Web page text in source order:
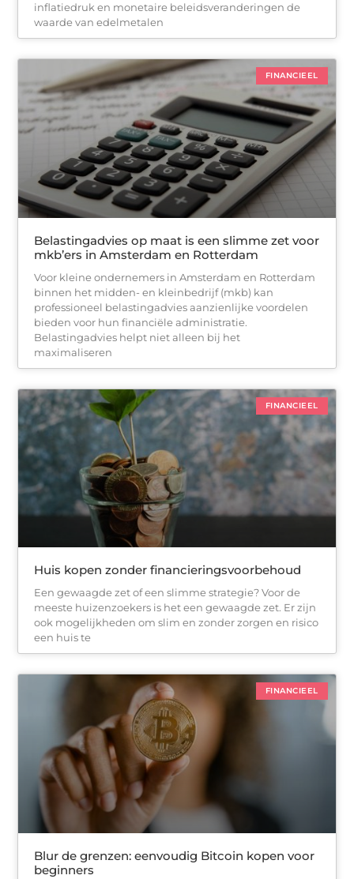
inflatiedruk en monetaire beleidsveranderingen de
waarde van edelmetalen
FINANCIEEL
Belastingadvies op maat is een slimme zet voor
mkb’ers in Amsterdam en Rotterdam
Voor kleine ondernemers in Amsterdam en Rotterdam
binnen het midden- en kleinbedrijf (mkb) kan
professioneel belastingadvies aanzienlijke voordelen
bieden voor hun financiële administratie.
Belastingadvies helpt niet alleen bij het
maximaliseren
FINANCIEEL
Huis kopen zonder financieringsvoorbehoud
Een gewaagde zet of een slimme strategie? Voor de
meeste huizenzoekers is het een gewaagde zet. Er zijn
ook mogelijkheden om slim en zonder zorgen en risico
een huis te
FINANCIEEL
Blur de grenzen: eenvoudig Bitcoin kopen voor
beginners